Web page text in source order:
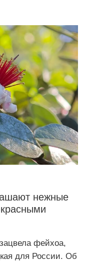
нежные
фейхоа,
для России. Об